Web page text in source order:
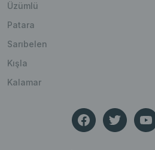
Üzümlü
Patara
Sarıbelen
Kışla
Kalamar